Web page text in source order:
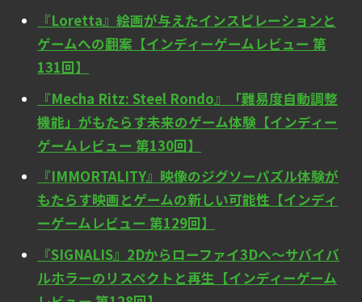
『Loretta』絵画が与えたインスピレーションと
ゲームへの翻案【インディーゲームレビュー 第
131回】
『Mecha Ritz: Steel Rondo』「難易度自動調整
機能」がもたらす未来のゲーム体験【インディー
ゲームレビュー 第130回】
『IMMORTALITY』映像のジグソーパズル体験が
もたらす映画とゲームの新しい可能性【インディ
ーゲームレビュー 第129回】
『SIGNALIS』2Dからローファイ3Dへ～サバイバ
ルホラーのリスペクトと再生【インディーゲーム